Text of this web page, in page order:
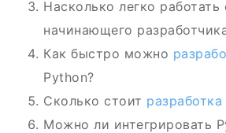
Насколько легко работать
начинающего
Как быстро можно
Python?
Сколько стоит разработка
Можно ли интегрировать